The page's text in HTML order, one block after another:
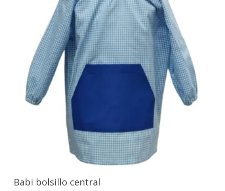
Seleccionar Opciones
Babi bolsillo central